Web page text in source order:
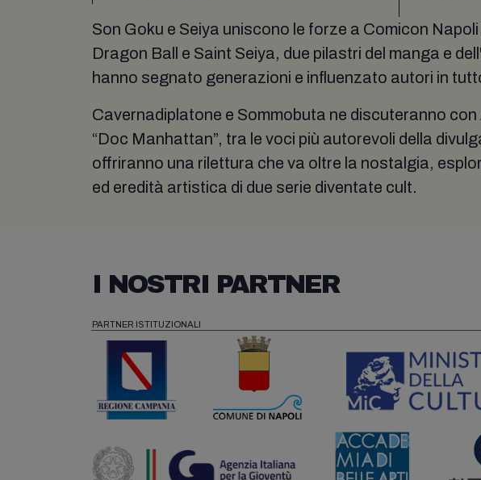
Son Goku e Seiya uniscono le forze a Comicon
Dragon Ball e Saint Seiya, due pilastri del manga e
hanno segnato generazioni e influenzato autori in
Cavernadiplatone e Sommobuta ne discuteranno
“Doc Manhattan”, tra le voci più autorevoli della
offriranno una rilettura che va oltre la nostalgia,
ed eredità artistica di due serie diventate cult.
I NOSTRI PARTNER
PARTNER ISTITUZIONALI